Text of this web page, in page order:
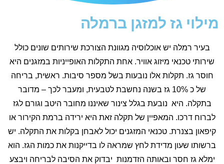
מילוי גז למזגן ברמלה
בעיר רמלה יש אוכלוסיה מגוונת הצורכת שירותים שונים כולל
שירותי טכנאי מיזוג אוויר. אחת התקלות האופייניות במזגנים היא
חוסר גז. תקלות אלו נובעות בשל מספר סיבות. ראשית, בריחה
של כ 10% גז בשנה נחשבת לטבעית, ומעבר לכך – מדובר
בתקלה. היא נובעת בגלל צינור שאיננו מחובר היטב וגורם לגז
לברוח דרכו. המאפיין של תקלה זאת היא ירידה ברמת הקירור או
קיפאון בצנרת. טכנאי המזגנים יכול לאבחן בקלות את התקלה. יש
ברשותו שעון מדידת לחץ שמראה לו בדייקנות את כמות הגז. הוא
ימלא גז חסר ובאותה הזדמנות יבדוק את הסיבה לבריחה ויבצע